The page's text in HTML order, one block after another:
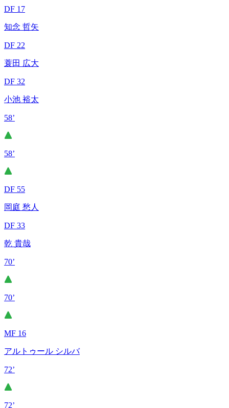
DF 17
知念 哲矢
DF 22
蓑田 広大
DF 32
小池 裕太
58’
58’
DF 55
岡庭 愁人
DF 33
乾 貴哉
70’
70’
MF 16
アルトゥール シルバ
72’
72’